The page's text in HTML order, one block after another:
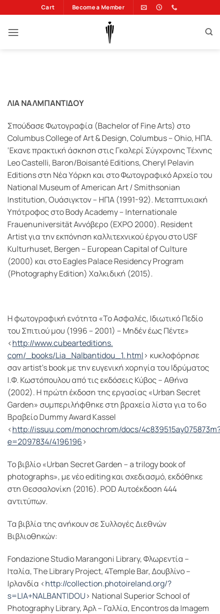
στο
περιεχόμενο
Cart Become a Member
ΛΙΑ ΝΑΛΜΠΑΝΤΙΔΟΥ
Σπούδασε Φωτογραφία (Bachelor of Fine Arts) στο
Columbus College of Art & Design, Columbus – Ohio, ΗΠΑ.
‘Eκανε πρακτική άσκηση στις Γκαλερί Σύγχρονης Τέχνης
Leo Castelli, Baron/Boisanté Editions, Cheryl Pelavin
Editions στη Nέα Yόρκη και στο Φωτογραφικό Αρχείο του
National Museum of American Art / Smithsonian
Institution, Oυάσιγκτον – ΗΠΑ (1991-92). Μεταπτυχιακή
Υπότροφος στο Body Academy – Internationale
Frauenuniversität Αννόβερο (EXPO 2000). Resident
Artist για την εκπόνηση καλλιτεχνικού έργου στο USF
Kulturhuset, Bergen – European Capital of Culture
(2000) και στο Eagles Palace Residency Program
(Photography Edition) Χαλκιδική (2015).
H φωτογραφική ενότητα «Το Ασφαλές, Ιδιωτικό Πεδίο
του Σπιτιού μου (1996 – 2001) – Μηδέν έως Πέντε»
<http://www.cubearteditions.
com/_ books/Lia Nalbantidou _1. html> κυκλοφόρησε
σαν artist’s book με την ευγενική χορηγία του Ιδρύματος
Ι.Φ. Κωστόπουλου από τις εκδόσεις Κύβος – Αθήνα
(2002). Η πρώτη έκδοση της εργασίας «Urban Secret
Garden» συμπεριλήφθηκε στη βραχεία λίστα για το 6ο
Βραβείο Dummy Award Kassel
<http://issuu.com/monochrom/docs/4c839515ay075873m
e=2097834/4196196>
To βιβλίο «Urban Secret Garden – a trilogy book of
photographs», με νέο editing και σχεδιασμό, εκδόθηκε
στη Θεσσαλονίκη (2016). POD Αυτοέκδοση 444
αντιτύπων.
Τα βιβλία της ανήκουν σε Συλλογές Διεθνών
Βιβλιοθηκών:
Fondazione Studio Marangoni Library, Φλωρεντία –
Ιταλία, The Library Project, 4Temple Bar, Δουβλίνο –
Ιρλανδία <http://collection.photoireland.org/?
s=LIA+NALBANTIDOU> National Superior School of
Photography Library, Άρλ – Γαλλία, Encontros da Imagem